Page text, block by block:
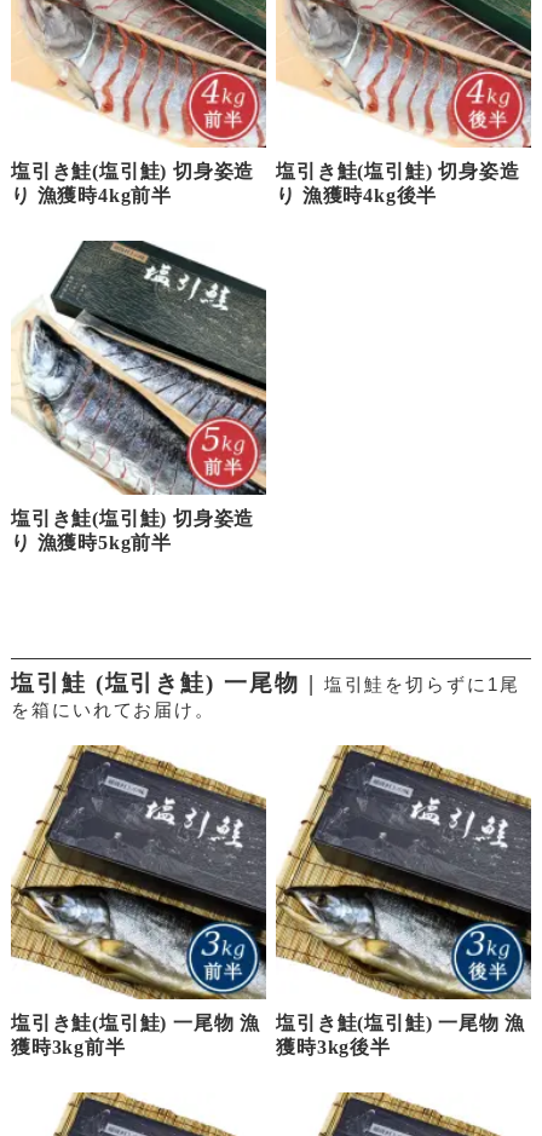
塩引き鮭(塩引鮭) 切身姿造
り 漁獲時4kg前半
塩引き鮭(塩引鮭) 切身姿造
り 漁獲時4kg後半
塩引き鮭(塩引鮭) 切身姿造
り 漁獲時5kg前半
塩引鮭 (塩引き鮭) 一尾物 | 塩引鮭を切らずに1尾
を箱にいれてお届け。
塩引き鮭(塩引鮭) 一尾物 漁
獲時3kg前半
塩引き鮭(塩引鮭) 一尾物 漁
獲時3kg後半